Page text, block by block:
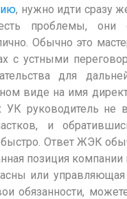
, нужно идти сразу
проблемы, они
Обычно это
с устными
для
виде на имя
руководитель не
и
быстро. Ответ ЖЭК
позиция
или управляющая
обязанности,